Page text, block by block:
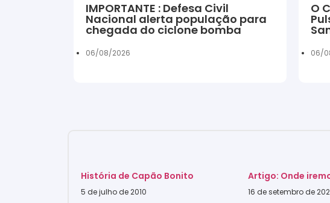
IMPORTANTE : Defesa Civil
Nacional alerta população para
chegada do ciclone bomba
06/08/2026
O
06/
História de Capão Bonito
5 de julho de 2010
Artigo: Onde
16 de setembro de